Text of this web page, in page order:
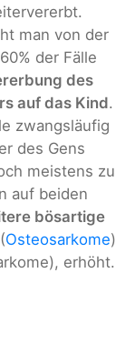
man von der
der Fälle
des
auf das Kind.
zwangsläufig
des Gens
meistens zu
auf beiden
bösartige
Osteosarkome)
erhöht.